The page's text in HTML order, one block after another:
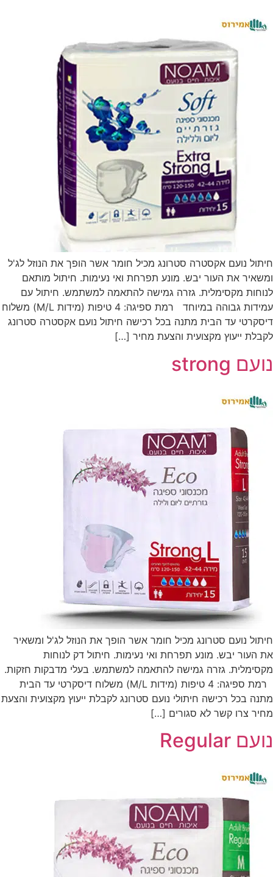
חיתול נועם אקסטרה סטרונג מכיל חומר אשר הופך את הנוזל לג'ל
ומשאיר את העור יבש. מונע תפרחת ואי נעימות. חיתול מותאם
לנוחות מקסימלית. גזרה גמישה להתאמה למשתמש. חיתול עם
עמידות גבוהה במיוחד רמת ספיגה: 4 טיפות (מידות M/L) משלוח
דיסקרטי עד הבית מתנה בכל רכישה חיתול נועם אקסטרה סטרונג
לקבלת ייעוץ מקצועית והצעת מחיר […]
נועם strong
חיתול נועם סטרונג מכיל חומר אשר הופך את הנוזל לג'ל ומשאיר
את העור יבש. מונע תפרחת ואי נעימות. חיתול דק לנוחות
מקסימלית. גזרה גמישה להתאמה למשתמש. בעלי מדבקות חזקות.
רמת ספיגה: 4 טיפות (מידות M/L) משלוח דיסקרטי עד הבית
מתנה בכל רכישה חיתולי נועם סטרונג לקבלת ייעוץ מקצועית והצעת
מחיר צרו קשר לא סגורים […]
נועם Regular